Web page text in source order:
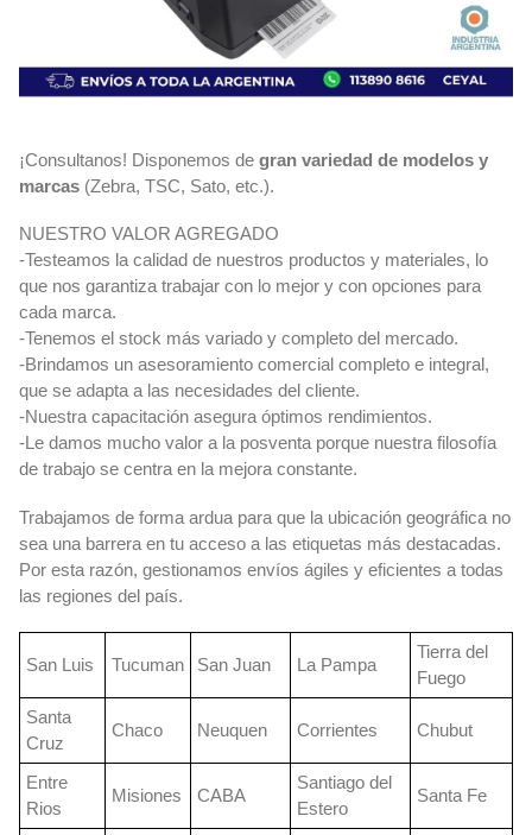
¡Consultanos! Disponemos de gran variedad de modelos y
marcas (Zebra, TSC, Sato, etc.).
NUESTRO VALOR AGREGADO
-Testeamos la calidad de nuestros productos y materiales, lo
que nos garantiza trabajar con lo mejor y con opciones para
cada marca.
-Tenemos el stock más variado y completo del mercado.
-Brindamos un asesoramiento comercial completo e integral,
que se adapta a las necesidades del cliente.
-Nuestra capacitación asegura óptimos rendimientos.
-Le damos mucho valor a la posventa porque nuestra filosofía
de trabajo se centra en la mejora constante.
Trabajamos de forma ardua para que la ubicación geográfica no
sea una barrera en tu acceso a las etiquetas más destacadas.
Por esta razón, gestionamos envíos ágiles y eficientes a todas
las regiones del país.
San Luis Tucuman San Juan La Pampa
Tierra del
Fuego
Santa
Cruz
Chaco Neuquen Corrientes Chubut
Entre
Rios
Misiones CABA
Santiago del
Estero
Santa Fe